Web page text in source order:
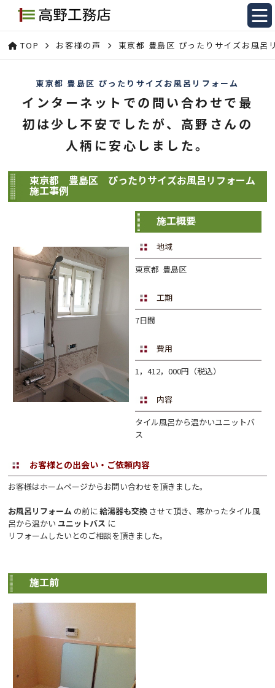
TOP お客様の声 東京都 豊島区 ぴったりサイズお風呂
東京都 豊島区 ぴったりサイズお風呂リフォーム
インターネットでの問い合わせで最
初は少し不安でしたが、高野さんの
人柄に安心しました。
東京都 豊島区 ぴったりサイズお風呂リフォーム
施工事例
施工概要
地域
東京都 豊島区
工期
7日間
費用
1，412，000円（税込）
内容
タイル風呂から温かいユニットバ
ス
お客様との出会い・ご依頼内容
お客様はホームページからお問い合わせを頂きました。
お風呂リフォーム の前に給湯器も交換 させて頂き、寒かったタイル風
呂から温かい ユニットバス に
リフォームしたいとのご相談を頂きました。
施工前